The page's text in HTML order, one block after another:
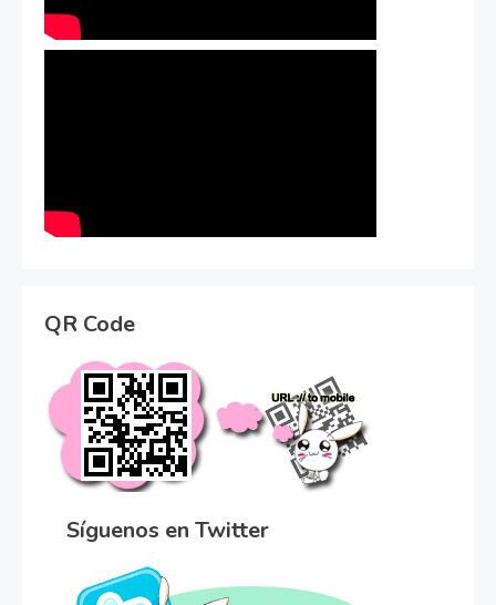
QR Code
Síguenos en Twitter